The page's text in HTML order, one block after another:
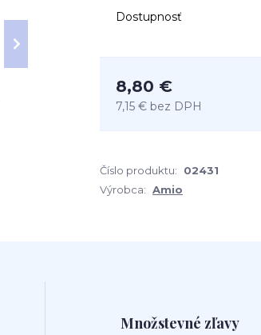
Dostupnosť
8,80 €
7,15 € bez DPH
Číslo produktu: 02431
Výrobca: Amio
Množstevné zľavy